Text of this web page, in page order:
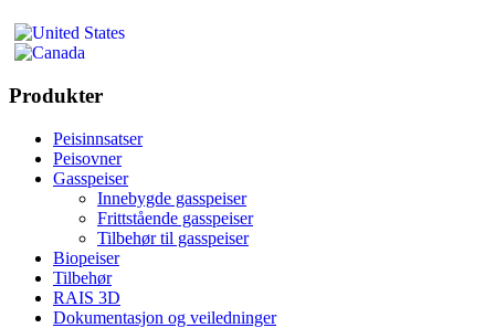
Produkter
Peisinnsatser
Peisovner
Gasspeiser
Innebygde gasspeiser
Frittstående gasspeiser
Tilbehør til gasspeiser
Biopeiser
Tilbehør
RAIS 3D
Dokumentasjon og veiledninger